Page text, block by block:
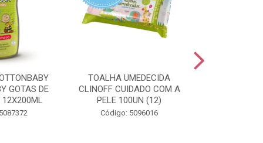
GOTAS DE
TOALHA UMEDECIDA
CLINOFF CUIDADO COM A
PELE 100UN (12)
Código: 5096016